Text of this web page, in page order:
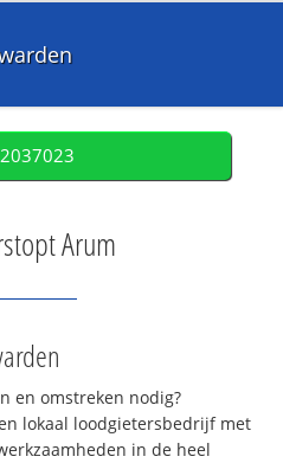
Arum
en omstreken nodig?
lokaal loodgietersbedrijf met
in de heel